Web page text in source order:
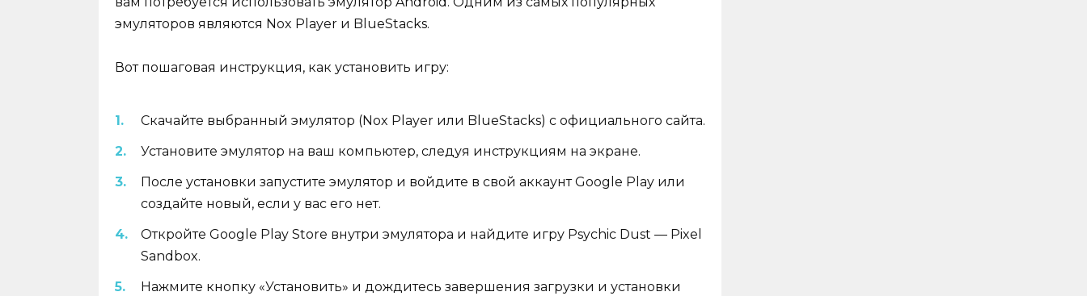
эмуляторов являются Nox Player и BlueStacks.
Вот пошаговая инструкция, как установить игру:
Скачайте выбранный эмулятор (Nox Player или BlueStacks) с официального сайта.
Установите эмулятор на ваш компьютер, следуя инструкциям на экране.
После установки запустите эмулятор и войдите в свой аккаунт Google Play или
создайте новый, если у вас его нет.
Откройте Google Play Store внутри эмулятора и найдите игру Psychic Dust — Pixel
Sandbox.
Нажмите кнопку «Установить» и дождитесь завершения загрузки и установки